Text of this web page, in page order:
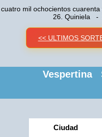
cuatro mil ochocientos
26. Quiniela -
<< ULTIMOS
Vespertina
Ciudad